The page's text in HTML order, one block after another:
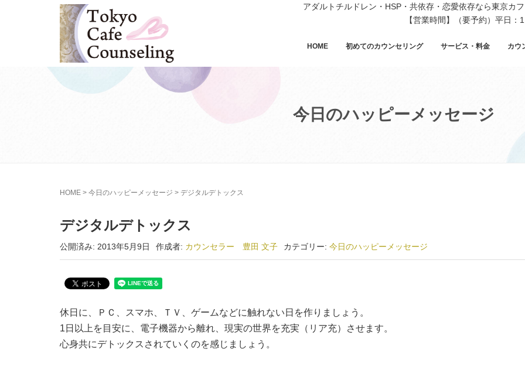
アダルトチルドレン・HSP・共依存・恋愛依存なら東京カ
【営業時間】（要予約）平日
HOME 初めてのカウンセリング サービス・料金 カウ
今日のハッピーメッセージ
HOME > 今日のハッピーメッセージ > デジタルデトックス
デジタルデトックス
公開済み: 2013年5月9日 作成者: カウンセラー 豊田 文子 カテゴリー: 今日のハッピーメッセージ
休日に、ＰＣ、スマホ、ＴＶ、ゲームなどに触れない日を作りましょう。
1日以上を目安に、電子機器から離れ、現実の世界を充実（リア充）させます。
心身共にデトックスされていくのを感じましょう。